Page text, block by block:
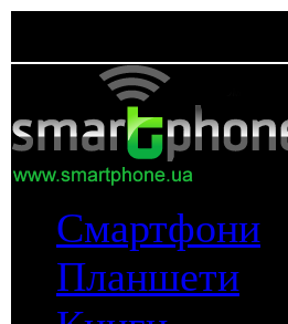
Смартфони
Планшети